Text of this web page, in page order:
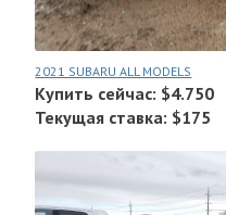
2021 SUBARU ALL MODELS
Купить сейчас: $4.750
Текущая ставка: $175